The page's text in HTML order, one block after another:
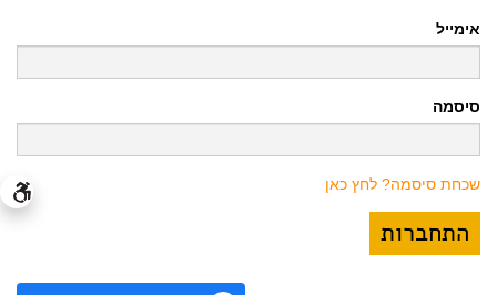
אימייל
סיסמה
שכחת סיסמה? לחץ כאן